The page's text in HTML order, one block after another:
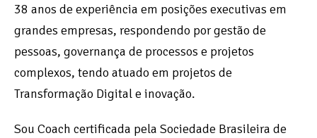
38 anos de experiência em posições executivas em
grandes empresas, respondendo por gestão de
pessoas, governança de processos e projetos
complexos, tendo atuado em projetos de
Transformação Digital e inovação.
Sou Coach certificada pela Sociedade Brasileira de